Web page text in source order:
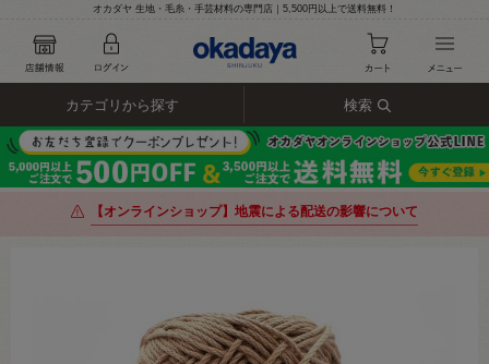
オカダヤ 生地・毛糸・手芸材料の専門店｜5,500円以上で送料無料！
カテゴリから探す 検索
【オンラインショップ】地震による配送の影響について